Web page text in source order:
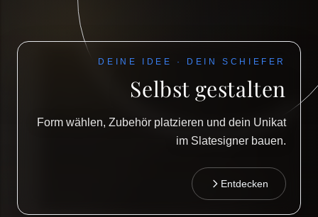
DEINE IDEE · DEIN SCHIEFER
Selbst gestalten
Form wählen, Zubehör platzieren und dein Unikat
im Slatesigner bauen.
Entdecken